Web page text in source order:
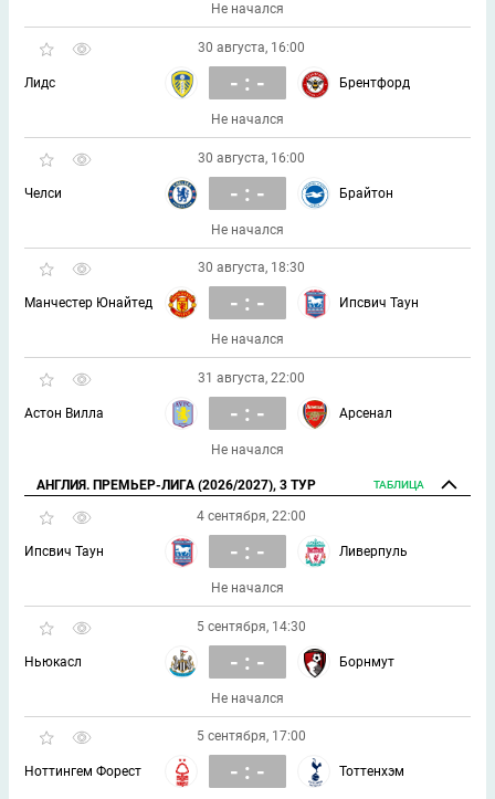
Не начался
30 августа, 16:00
Лидс - : - Брентфорд
Не начался
30 августа, 16:00
Челси - : - Брайтон
Не начался
30 августа, 18:30
Манчестер Юнайтед - : - Ипсвич Таун
Не начался
31 августа, 22:00
Астон Вилла - : - Арсенал
Не начался
АНГЛИЯ. ПРЕМЬЕР-ЛИГА (2026/2027), 3 ТУР ТАБЛИЦА
4 сентября, 22:00
Ипсвич Таун - : - Ливерпуль
Не начался
5 сентября, 14:30
Ньюкасл - : - Борнмут
Не начался
5 сентября, 17:00
Ноттингем Форест - : - Тоттенхэм